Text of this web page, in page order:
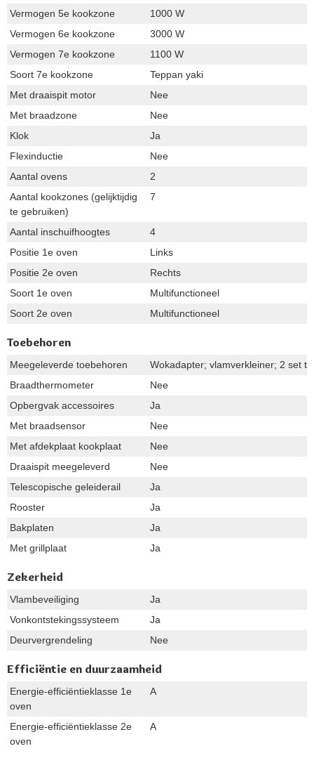
Vermogen 5e kookzone
1000 W
Vermogen 6e kookzone
3000 W
Vermogen 7e kookzone
1100 W
Soort 7e kookzone
Teppan yaki
Met draaispit motor
Nee
Met braadzone
Nee
Klok
Ja
Flexinductie
Nee
Aantal ovens
2
Aantal kookzones (gelijktijdig
te gebruiken)
7
Aantal inschuifhoogtes
4
Positie 1e oven
Links
Positie 2e oven
Rechts
Soort 1e oven
Multifunctioneel
Soort 2e oven
Multifunctioneel
Toebehoren
Meegeleverde toebehoren
Wokadapter; vlamverkleiner; 2 set
Braadthermometer
Nee
Opbergvak accessoires
Ja
Met braadsensor
Nee
Met afdekplaat kookplaat
Nee
Draaispit meegeleverd
Nee
Telescopische geleiderail
Ja
Rooster
Ja
Bakplaten
Ja
Met grillplaat
Ja
Zekerheid
Vlambeveiliging
Ja
Vonkontstekingssysteem
Ja
Deurvergrendeling
Nee
Efficiëntie en duurzaamheid
Energie-efficiëntieklasse 1e
oven
A
Energie-efficiëntieklasse 2e
oven
A